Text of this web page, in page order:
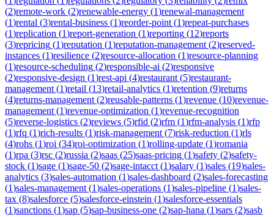
(2)remote-work (2)renewable-energy (1)renewal-management
(1)rental (3)rental-business (1)reorder-point (1)repeat-purchases
(1)replication (1)report-generation (1)reporting (12)reports
(3)repricing (1)reputation (1)reputation-management (2)reserved-
instances (1)resilience (2)resource-allocation (1)resource-planning
(1)resource-scheduling (2)responsible-ai (2)responsive
(2)responsive-design (1)rest-api (4)restaurant (5)restaurant-
management (1)retail (13)retail-analytics (1)retention (9)returns
(4)returns-management (2)reusable-patterns (1)revenue (10)revenue-
management (1)revenue-optimization (1)revenue-recognition
(5)reverse-logistics (2)reviews (5)rfid (2)rfm (1)rfm-analysis (1)rfp
(1)rfq (1)rich-results (1)risk-management (7)risk-reduction (1)rls
(4)rohs (1)roi (34)roi-optimization (1)rolling-update (1)romania
(1)rpa (3)rsc (2)russia (2)saas (25)saas-pricing (1)safety (2)safety-
stock (1)sage (1)sage-50 (2)sage-intacct (1)salary (1)sales (19)sales-
analytics (3)sales-automation (1)sales-dashboard (2)sales-forecasting
(1)sales-management (1)sales-operations (1)sales-pipeline (1)sales-
tax (8)salesforce (5)salesforce-einstein (1)salesforce-essentials
(1)sanctions (1)sap (5)sap-business-one (2)sap-hana (1)sars (2)sasb